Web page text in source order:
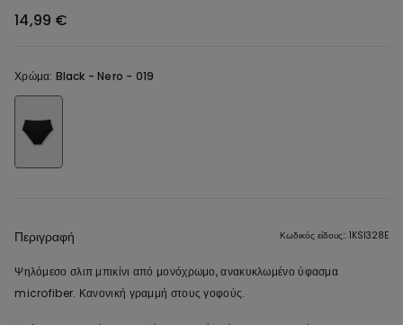
14,99 €
Χρώμα: Black -Nero - 019
Περιγραφή Κωδικός είδους:: 1KSI328E
Ψηλόμεσο σλιπ μπικίνι από μονόχρωμο, ανακυκλωμένο ύφασμα
microfiber. Κανονική γραμμή στους γοφούς.